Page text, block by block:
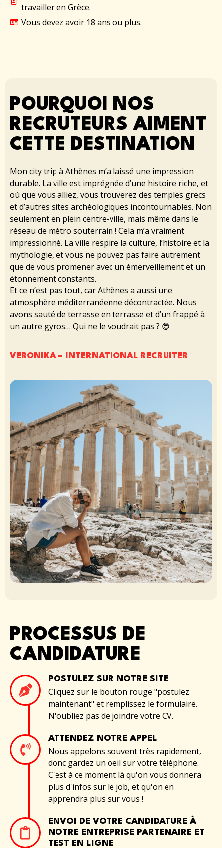
travailler en Grèce.
Vous devez avoir 18 ans ou plus.
POURQUOI NOS
RECRUTEURS AIMENT
CETTE DESTINATION
Mon city trip à Athènes m’a laissé une impression
durable. La ville est imprégnée d’une histoire riche, et
où que vous alliez, vous trouverez des temples grecs
et d’autres sites archéologiques incontournables. Non
seulement en plein centre-ville, mais même dans le
réseau de métro souterrain ! Cela m’a vraiment
impressionné. La ville respire la culture, l’histoire et la
mythologie, et vous ne pouvez pas faire autrement
que de vous promener avec un émerveillement et un
étonnement constants.
Et ce n’est pas tout, car Athènes a aussi une
atmosphère méditerranéenne décontractée. Nous
avons sauté de terrasse en terrasse et d’un frappé à
un autre gyros… Qui ne le voudrait pas ? 😎
VERONIKA – INTERNATIONAL RECRUITER
PROCESSUS DE
CANDIDATURE
POSTULEZ SUR NOTRE SITE
Cliquez sur le bouton rouge "postulez
maintenant" et remplissez le formulaire.
N'oubliez pas de joindre votre CV.
ATTENDEZ NOTRE APPEL
Nous appelons souvent très rapidement,
donc gardez un oeil sur votre téléphone.
C'est à ce moment là qu'on vous donnera
plus d'infos sur le job, et qu'on en
apprendra plus sur vous !
ENVOI DE VOTRE CANDIDATURE À
NOTRE ENTREPRISE PARTENAIRE ET
TEST EN LIGNE